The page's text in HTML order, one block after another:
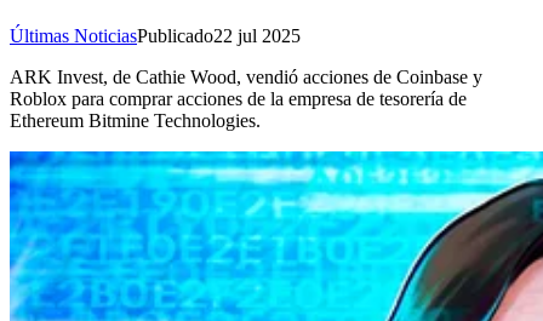
Últimas NoticiasPublicado22 jul 2025
ARK Invest, de Cathie Wood, vendió acciones de Coinbase y
Roblox para comprar acciones de la empresa de tesorería de
Ethereum Bitmine Technologies.